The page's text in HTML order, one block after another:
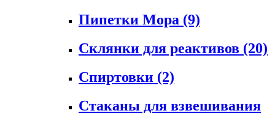
Пипетки Мора (9)
Склянки для реактивов (20)
Спиртовки (2)
Стаканы для взвешивания